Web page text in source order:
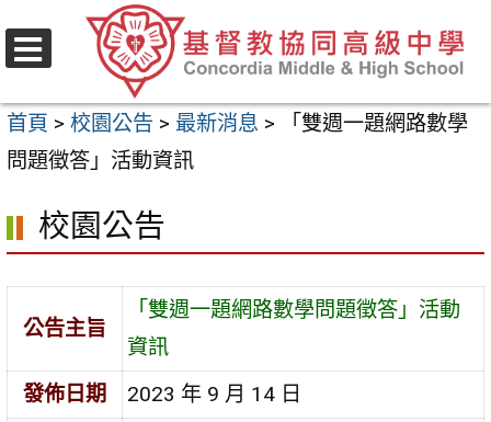
至
要
內
區
首頁 > 校園公告 > 最新消息 >
「雙週一題網路數學
問題徵答」活動資訊
校園公告
公告主旨
「雙週一題網路數學問題徵答」活動
資訊
發佈日期
2023 年 9 月 14 日
選
單